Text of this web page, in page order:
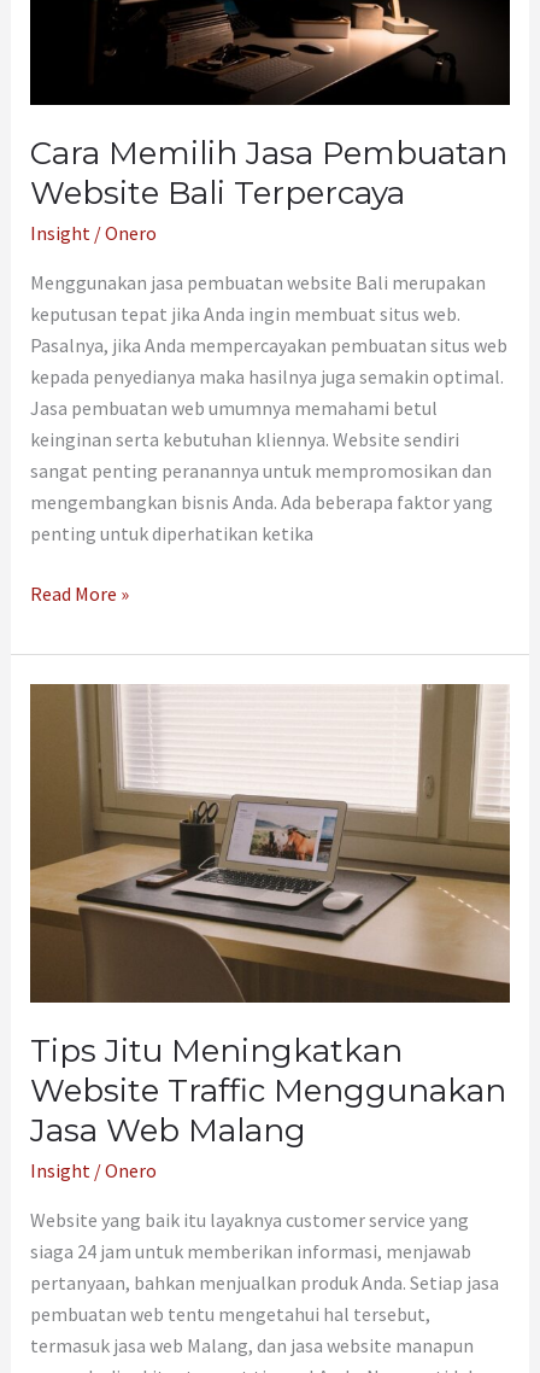
Cara Memilih Jasa Pembuatan
Website Bali Terpercaya
Insight/Onero
Menggunakan jasa pembuatan website Bali merupakan
keputusan tepat jika Anda ingin membuat situs web.
Pasalnya, jika Anda mempercayakan pembuatan situs web
kepada penyedianya maka hasilnya juga semakin optimal.
Jasa pembuatan web umumnya memahami betul
keinginan serta kebutuhan kliennya. Website sendiri
sangat penting peranannya untuk mempromosikan dan
mengembangkan bisnis Anda. Ada beberapa faktor yang
penting untuk diperhatikan ketika
Read More »
Tips Jitu Meningkatkan
Website Traffic Menggunakan
Jasa Web Malang
Insight/Onero
Website yang baik itu layaknya customer service yang
siaga 24 jam untuk memberikan informasi, menjawab
pertanyaan, bahkan menjualkan produk Anda. Setiap jasa
pembuatan web tentu mengetahui hal tersebut,
termasuk jasa web Malang, dan jasa website manapun
Meningkatkan
Menggunakan
Jasa
Web